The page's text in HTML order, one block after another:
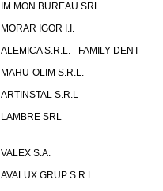
IM MON BUREAU SRL
MORAR IGOR I.I.
ALEMICA S.R.L. - FAMILY DENT
MAHU-OLIM S.R.L.
ARTINSTAL S.R.L
LAMBRE SRL
VALEX S.A.
AVALUX GRUP S.R.L.